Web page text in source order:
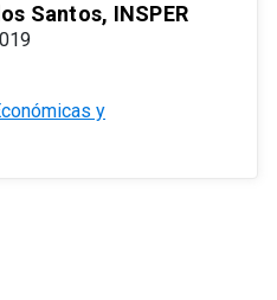
Santos, INSPER
y